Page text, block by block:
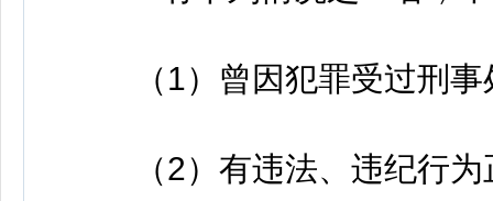
（1）曾因犯罪受过刑事
（2）有违法、违纪行为